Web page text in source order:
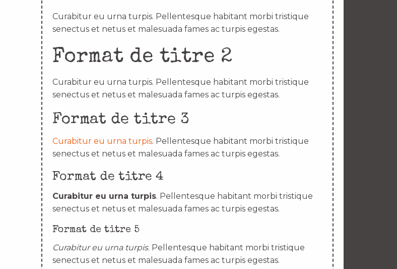
Curabitur eu urna turpis. Pellentesque habitant morbi tristique
senectus et netus et malesuada fames ac turpis egestas.
Format de titre 2
Curabitur eu urna turpis. Pellentesque habitant morbi tristique
senectus et netus et malesuada fames ac turpis egestas.
Format de titre 3
Curabitur eu urna turpis. Pellentesque habitant morbi tristique
senectus et netus et malesuada fames ac turpis egestas.
Format de titre 4
Curabitur eu urna turpis. Pellentesque habitant morbi tristique
senectus et netus et malesuada fames ac turpis egestas.
Format de titre 5
Curabitur eu urna turpis. Pellentesque habitant morbi tristique
senectus et netus et malesuada fames ac turpis egestas.